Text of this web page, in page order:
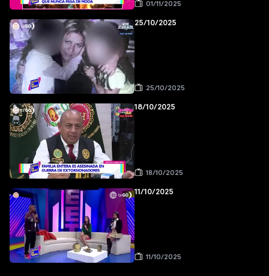
01/11/2025
25/10/2025
25/10/2025
18/10/2025
18/10/2025
11/10/2025
11/10/2025